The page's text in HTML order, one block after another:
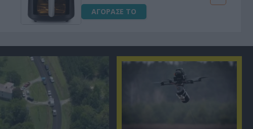
ΑΓΟΡΑΣΕ ΤΟ